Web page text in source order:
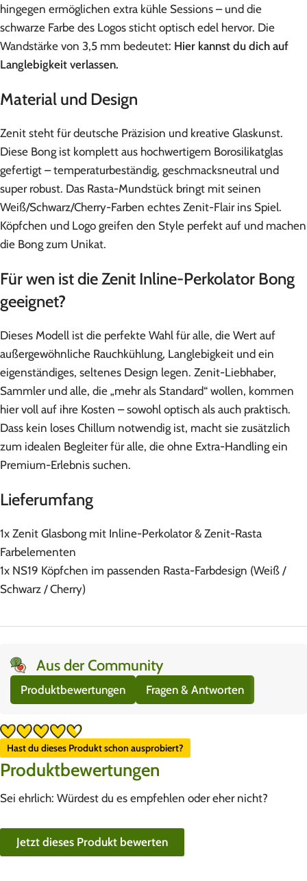
hingegen ermöglichen extra kühle Sessions – und die
schwarze Farbe des Logos sticht optisch edel hervor. Die
Wandstärke von 3,5 mm bedeutet: Hier kannst du dich auf
Langlebigkeit verlassen.
Material und Design
Zenit steht für deutsche Präzision und kreative Glaskunst.
Diese Bong ist komplett aus hochwertigem Borosilikatglas
gefertigt – temperaturbeständig, geschmacksneutral und
super robust. Das Rasta-Mundstück bringt mit seinen
Weiß/Schwarz/Cherry-Farben echtes Zenit-Flair ins Spiel.
Köpfchen und Logo greifen den Style perfekt auf und machen
die Bong zum Unikat.
Für wen ist die Zenit Inline-Perkolator Bong
geeignet?
Dieses Modell ist die perfekte Wahl für alle, die Wert auf
außergewöhnliche Rauchkühlung, Langlebigkeit und ein
eigenständiges, seltenes Design legen. Zenit-Liebhaber,
Sammler und alle, die „mehr als Standard“ wollen, kommen
hier voll auf ihre Kosten – sowohl optisch als auch praktisch.
Dass kein loses Chillum notwendig ist, macht sie zusätzlich
zum idealen Begleiter für alle, die ohne Extra-Handling ein
Premium-Erlebnis suchen.
Lieferumfang
1x Zenit Glasbong mit Inline-Perkolator & Zenit-Rasta
Farbelementen
1x NS19 Köpfchen im passenden Rasta-Farbdesign (Weiß /
Schwarz / Cherry)
Aus der Community
Produktbewertungen Fragen & Antworten
Hast du dieses Produkt schon ausprobiert?
Produktbewertungen
Sei ehrlich: Würdest du es empfehlen oder eher nicht?
Jetzt dieses Produkt bewerten